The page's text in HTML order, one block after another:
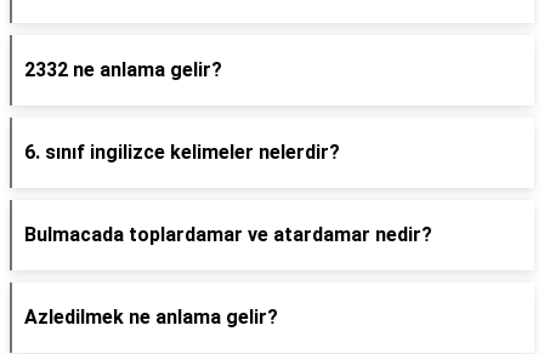
2332 ne anlama gelir?
6. sınıf ingilizce kelimeler nelerdir?
Bulmacada toplardamar ve atardamar nedir?
Azledilmek ne anlama gelir?